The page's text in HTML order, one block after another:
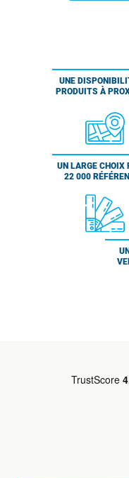
UNE
PRODUITS À
UN LARGE CHOIX
22 000